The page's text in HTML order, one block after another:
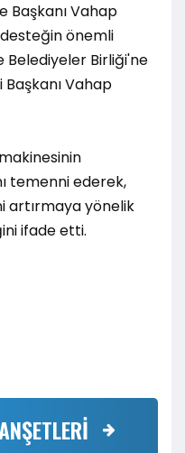
Başkanı Vahap
önemli
Birliği'ne
Vahap
temenni ederek,
artırmaya yönelik
ifade etti.